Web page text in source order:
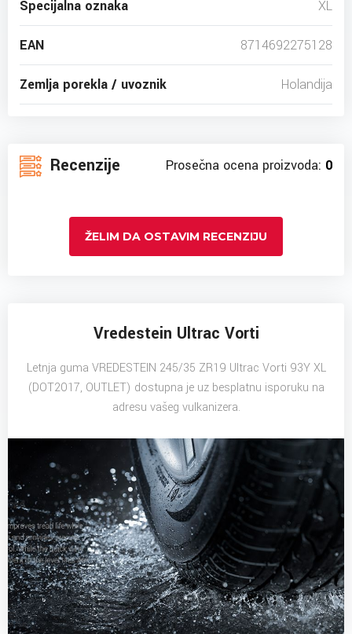
Specijalna oznaka XL
EAN 8714692275128
Zemlja porekla / uvoznik Holandija
Recenzije Prosečna ocena proizvoda: 0
ŽELIM DA OSTAVIM RECENZIJU
Vredestein Ultrac Vorti
Letnja guma VREDESTEIN 245/35 ZR19 Ultrac Vorti 93Y XL
(DOT2017, OUTLET) dostupna je uz besplatnu isporuku na
adresu vašeg vulkanizera.